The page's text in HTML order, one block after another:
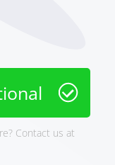
Contact us at